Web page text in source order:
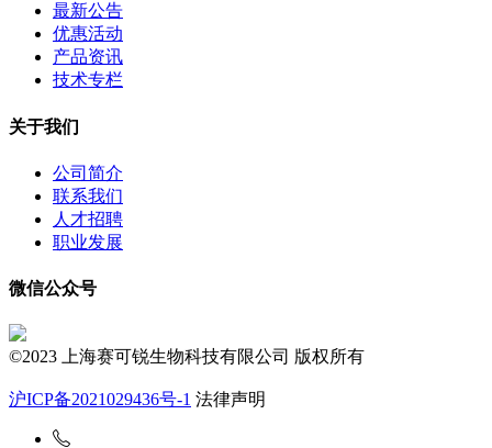
最新公告
优惠活动
产品资讯
技术专栏
关于我们
公司简介
联系我们
人才招聘
职业发展
微信公众号
©2023 上海赛可锐生物科技有限公司 版权所有
沪ICP备2021029436号-1 法律声明